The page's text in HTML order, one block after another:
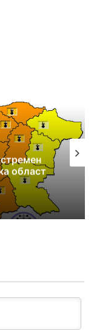
област